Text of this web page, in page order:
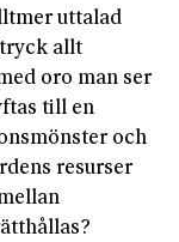
uttalad
allt
oro man ser
till en
och
resurser